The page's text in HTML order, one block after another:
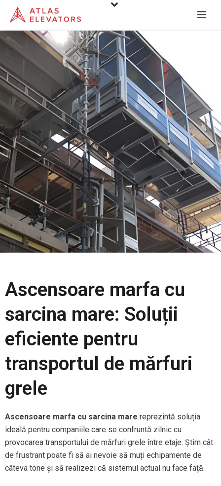
Ascensoare marfa cu
sarcina mare: Soluții
eficiente pentru
transportul de mărfuri
grele
Ascensoare marfa cu sarcina mare reprezintă soluția
ideală pentru companiile care se confruntă zilnic cu
provocarea transportului de mărfuri grele între etaje. Știm cât
de frustrant poate fi să ai nevoie să muți echipamente de
câteva tone și să realizezi că sistemul actual nu face față.